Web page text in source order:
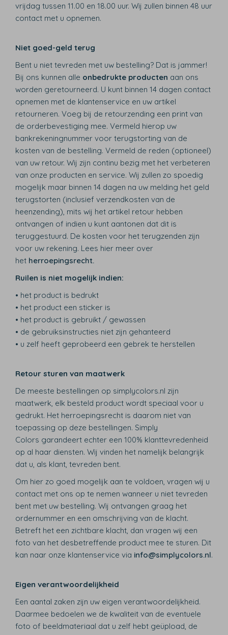
vrijdag tussen 11.00 en 18.00 uur. Wij zullen binnen 48 uur
contact met u opnemen.
Niet goed-geld terug
Bent u niet tevreden met uw bestelling? Dat is jammer!
Bij ons kunnen alle onbedrukte producten aan ons
worden geretourneerd. U kunt binnen 14 dagen contact
opnemen met de klantenservice en uw artikel
retourneren. Voeg bij de retourzending een print van
de orderbevestiging mee. Vermeld hierop uw
bankrekeningnummer voor terugstorting van de
kosten van de bestelling. Vermeld de reden (optioneel)
van uw retour. Wij zijn continu bezig met het verbeteren
van onze producten en service. Wij zullen zo spoedig
mogelijk maar binnen 14 dagen na uw melding het geld
terugstorten (inclusief verzendkosten van de
heenzending), mits wij het artikel retour hebben
ontvangen of indien u kunt aantonen dat dit is
teruggestuurd. De kosten voor het terugzenden zijn
voor uw rekening. Lees hier meer over
het herroepingsrecht.
Ruilen is niet mogelijk indien:
• het product is bedrukt
• het product een sticker is
• het product is gebruikt / gewassen
• de gebruiksinstructies niet zijn gehanteerd
• u zelf heeft geprobeerd een gebrek te herstellen
Retour sturen van maatwerk
De meeste bestellingen op simplycolors.nl zijn
maatwerk, elk besteld product wordt speciaal voor u
gedrukt. Het herroepingsrecht is daarom niet van
toepassing op deze bestellingen. Simply
Colors garandeert echter een 100% klanttevredenheid
op al haar diensten. Wij vinden het namelijk belangrijk
dat u, als klant, tevreden bent.
Om hier zo goed mogelijk aan te voldoen, vragen wij u
contact met ons op te nemen wanneer u niet tevreden
bent met uw bestelling. Wij ontvangen graag het
ordernummer en een omschrijving van de klacht.
Betreft het een zichtbare klacht, dan vragen wij een
foto van het desbetreffende product mee te sturen. Dit
kan naar onze klantenservice via info@simplycolors.nl.
Eigen verantwoordelijkheid
Een aantal zaken zijn uw eigen verantwoordelijkheid.
Daarmee bedoelen we de kwaliteit van de eventuele
foto of beeldmateriaal dat u zelf hebt geüpload, de